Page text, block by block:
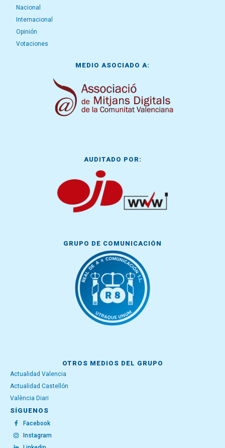
Nacional
Internacional
Opinión
Votaciones
MEDIO ASOCIADO A:
AUDITADO POR:
GRUPO DE COMUNICACIÓN
OTROS MEDIOS DEL GRUPO
Actualidad Valencia
Actualidad Castellón
València Diari
SÍGUENOS
Facebook
Instagram